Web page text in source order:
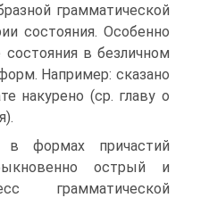
грамматической
состояния. Особенно
состояния в безличном
Например: сказано
накурено (ср. главу о
в формах причастий
острый и
грамматической